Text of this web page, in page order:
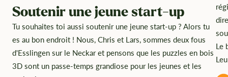
Soutenir une jeune start-up
Tu souhaites toi aussi soutenir une jeune start-up ? Alors tu
es au bon endroit ! Nous, Chris et Lars, sommes deux fous
d'Esslingen sur le Neckar et pensons que les puzzles en bois
3D sont un passe-temps grandiose pour les jeunes et les
Le